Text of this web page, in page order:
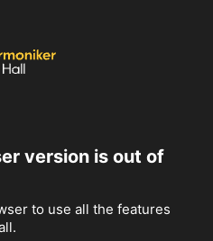
version is out of
to use all the features